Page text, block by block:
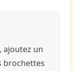
ajoutez un
brochettes